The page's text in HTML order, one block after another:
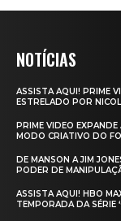
NOTÍCIAS
ASSISTA AQUI! PRIME
ESTRELADO POR
PRIME VIDEO EXPANDE
MODO CRIATIVO DO
DE MANSON A JIM
PODER DE
ASSISTA AQUI! HBO
TEMPORADA DA SÉRIE